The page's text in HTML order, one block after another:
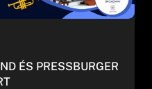
ÉS PRESSBURGER K